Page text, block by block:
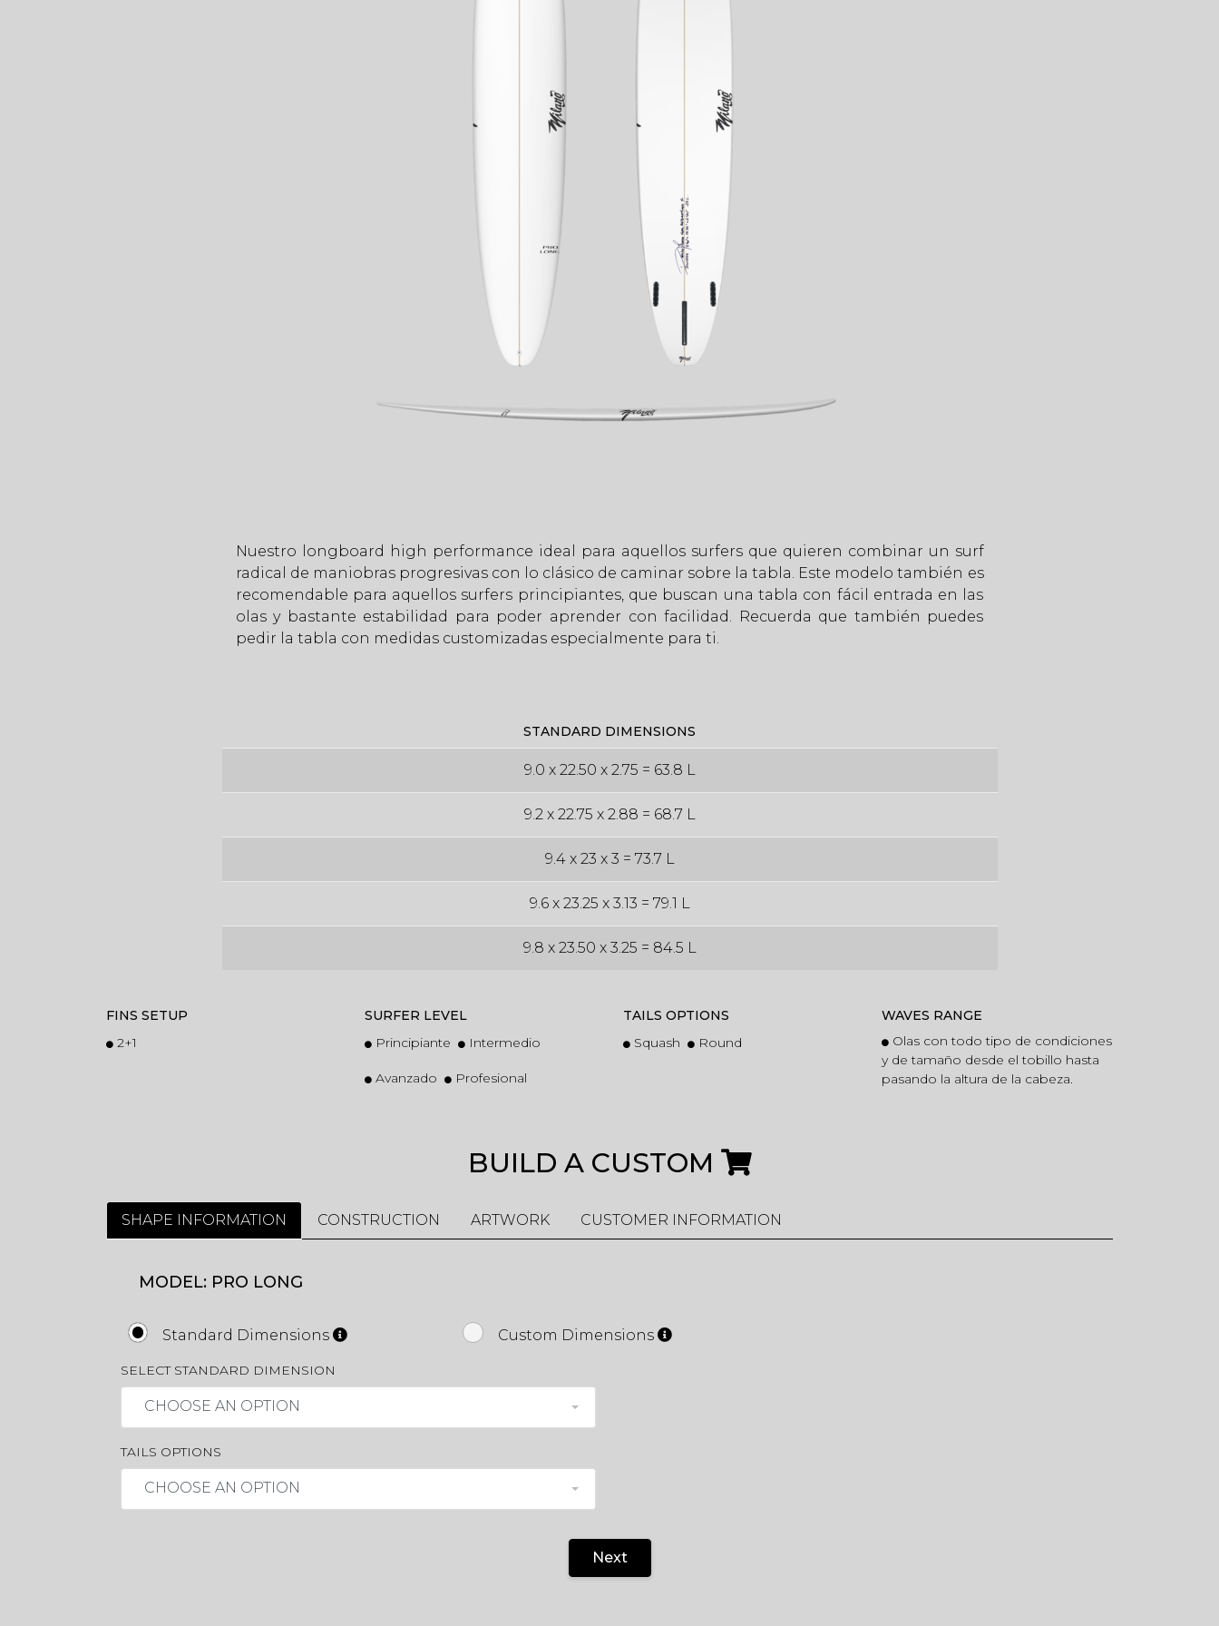
Nuestro longboard high performance ideal para aquellos surfers que quieren combinar un surf
radical de maniobras progresivas con lo clásico de caminar sobre la tabla. Este modelo también es
recomendable para aquellos surfers principiantes, que buscan una tabla con fácil entrada en las
olas y bastante estabilidad para poder aprender con facilidad. Recuerda que también puedes
pedir la tabla con medidas customizadas especialmente para ti.
STANDARD DIMENSIONS
9.0 x 22.50 x 2.75 = 63.8 L
9.2 x 22.75 x 2.88 = 68.7 L
9.4 x 23 x 3 = 73.7 L
9.6 x 23.25 x 3.13 = 79.1 L
9.8 x 23.50 x 3.25 = 84.5 L
FINS SETUP
2+1
SURFER LEVEL
Principiante
Intermedio
Avanzado Profesional
TAILS OPTIONS
Squash
Round
WAVES RANGE
Olas con todo tipo de condiciones
y de tamaño desde el tobillo hasta
pasando la altura de la cabeza.
BUILD A CUSTOM
SHAPE INFORMATION CONSTRUCTION ARTWORK CUSTOMER INFORMATION
MODEL: PRO LONG
Standard Dimensions Custom Dimensions
SELECT STANDARD DIMENSION
CHOOSE AN OPTION
TAILS OPTIONS
CHOOSE AN OPTION
Next